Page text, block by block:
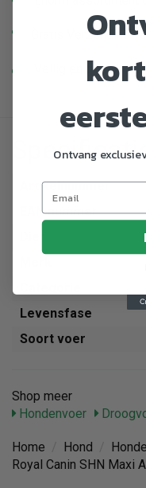
Gratis Verzending
Veilig en
Artikelnummer
EAN nummer
Levensfase
Soort voer
Shop meer
Hondenvoer
Home Hond
Royal Canin SHN Maxi
Ontvang